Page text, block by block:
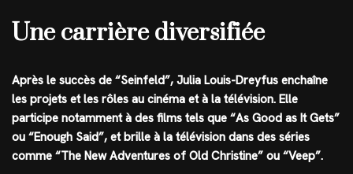
Une carrière diversifiée
Après le succès de “Seinfeld”, Julia Louis-Dreyfus enchaîne
les projets et les rôles au cinéma et à la télévision. Elle
participe notamment à des films tels que “As Good as It Gets”
ou “Enough Said”, et brille à la télévision dans des séries
comme “The New Adventures of Old Christine” ou “Veep”.